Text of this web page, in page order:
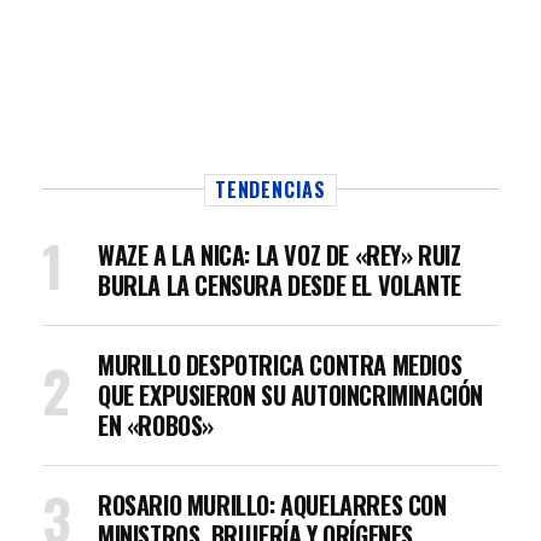
TENDENCIAS
WAZE A LA NICA: LA VOZ DE «REY» RUIZ
BURLA LA CENSURA DESDE EL VOLANTE
MURILLO DESPOTRICA CONTRA MEDIOS
QUE EXPUSIERON SU AUTOINCRIMINACIÓN
EN «ROBOS»
ROSARIO MURILLO: AQUELARRES CON